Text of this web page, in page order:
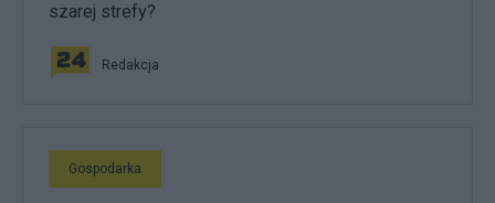
szarej strefy?
Redakcja
Gospodarka